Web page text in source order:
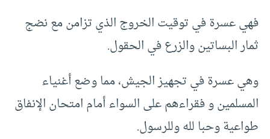
فهي عسرة في توقيت الخروج الذي تزامن مع نضج
ثمار البساتين والزرع في الحقول.
وهي عسرة في تجهيز الجيش، مما وضع أغنياء
المسلمين و فقراءهم على السواء أمام امتحان الإنفاق
طواعية وحبا لله وللرسول.